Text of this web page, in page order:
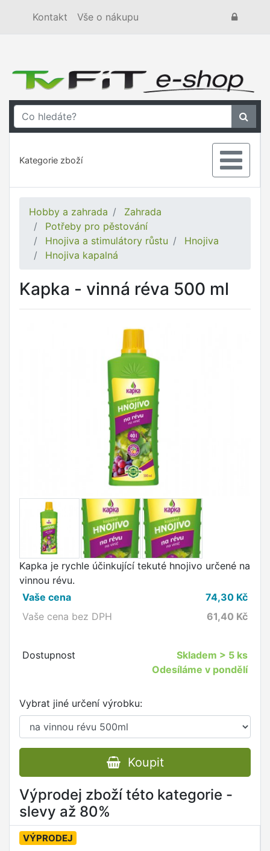
Kontakt Vše o nákupu
Kategorie zboží
Hobby a zahrada
Zahrada
Potřeby pro pěstování
Hnojiva a stimulátory růstu
Hnojiva
Hnojiva kapalná
Kapka - vinná réva 500 ml
Kapka je rychle účinkující tekuté hnojivo určené na
vinnou révu.
Vaše cena
74,30 Kč
Vaše cena bez DPH
61,40 Kč
Dostupnost Skladem > 5 ks
Odesíláme v pondělí
Vybrat jiné určení výrobku:
Koupit
Výprodej zboží této kategorie -
slevy až 80%
VÝPRODEJ